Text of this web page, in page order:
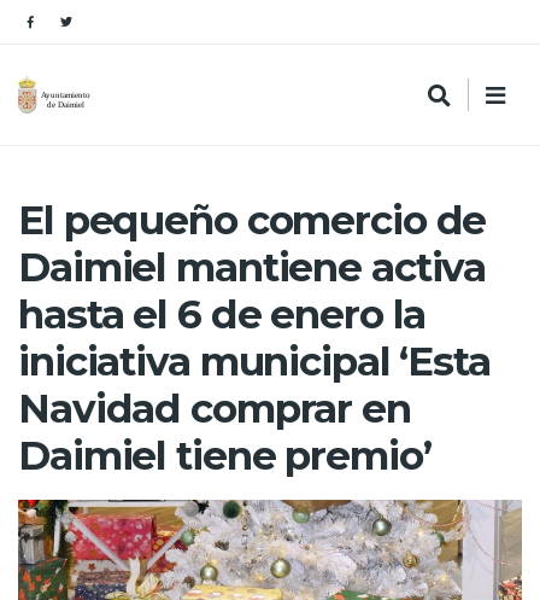
El pequeño comercio de
Daimiel mantiene activa
hasta el 6 de enero la
iniciativa municipal ‘Esta
Navidad comprar en
Daimiel tiene premio’